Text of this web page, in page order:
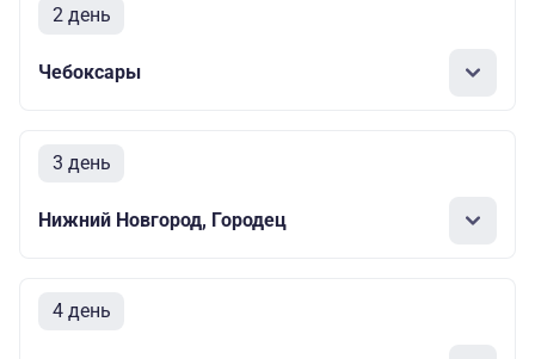
2 день
Чебоксары
3 день
Нижний Новгород, Городец
4 день